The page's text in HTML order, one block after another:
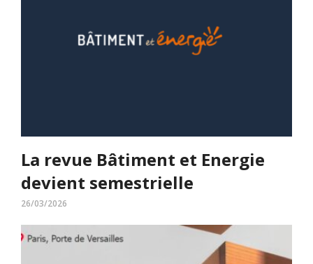
La revue Bâtiment et Energie
devient semestrielle
26/03/2026